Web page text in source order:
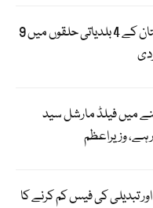
الیکشن کمیشن نے بلوچستان کے 4 بلدیاتی حلقوں میں 9
میں فیلڈ مارشل سید
ہے، وزیراعظم
تبدیلی کی فیس کم کرنے کا